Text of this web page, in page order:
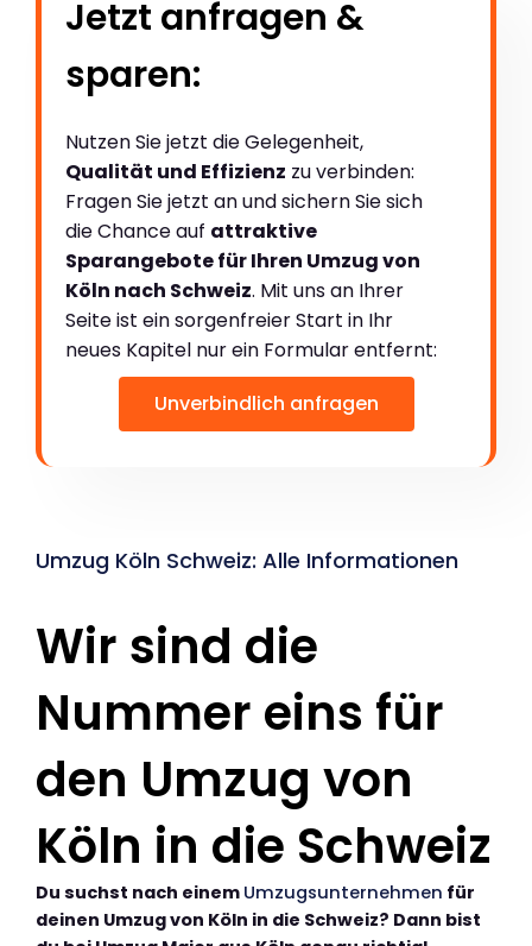
Jetzt anfragen &
sparen:
Nutzen Sie jetzt die Gelegenheit,
Qualität und Effizienz zu verbinden:
Fragen Sie jetzt an und sichern Sie sich
die Chance auf attraktive
Sparangebote für Ihren Umzug von
Köln nach Schweiz. Mit uns an Ihrer
Seite ist ein sorgenfreier Start in Ihr
neues Kapitel nur ein Formular entfernt:
Unverbindlich anfragen
Umzug Köln Schweiz: Alle Informationen
Wir sind die
Nummer eins für
den Umzug von
Köln in die Schweiz
Du suchst nach einem Umzugsunternehmen für
deinen Umzug von Köln in die Schweiz? Dann bist